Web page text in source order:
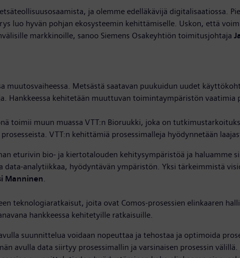
ja olemme edelläkävijä digitalisaatiossa.
luo hyvän pohjan ekosysteemin kehittämiselle. Uskon, että
markkinoille, sanoo Siemens Osakeyhtiön toimitusjohtaja
muutosvaiheessa. Metsästä saatavan puukuidun uudet
Hankkeessa kehitetään muuttuvan toimintaympäristön vaatimia
toimii muun muassa VTT:n Bioruukki, joka on
VTT:n kehittämiä prosessimalleja hyödynnetään
eturivin bio- ja kiertotalouden kehitysympäristöä ja
analytiikkaa, hyödyntävän ympäristön. Yksi tärkeimmistä
Manninen
teknologiaratkaisut, joita ovat Comos-prosessien elinkaaren
hankkeessa kehitetyille ratkaisuille.
suunnittelua voidaan nopeuttaa ja tehostaa ja optimoida
avulla data siirtyy prosessimallin ja varsinaisen prosessin